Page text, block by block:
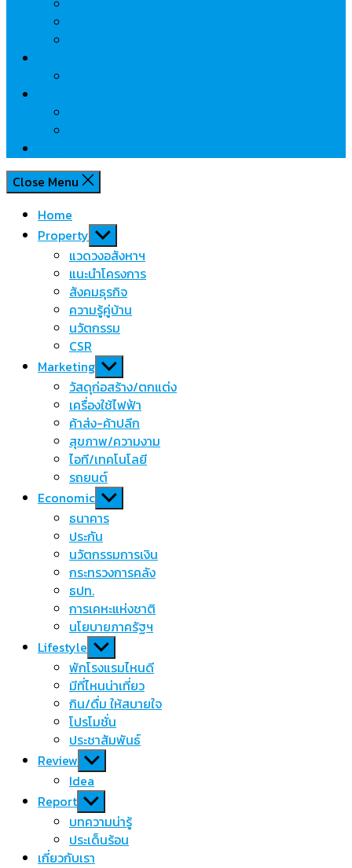
Close Menu
Home
Property Show
sub
menu
แวดวงอสังหาฯ
แนะนำโครงการ
สังคมธุรกิจ
ความรู้คู่บ้าน
นวัตกรรม
CSR
Marketing Show
sub
menu
วัสดุก่อสร้าง/ตกแต่ง
เครื่องใช้ไฟฟ้า
ค้าส่ง-ค้าปลีก
สุขภาพ/ความงาม
ไอที/เทคโนโลยี
รถยนต์
Economic Show
sub
menu
ธนาคาร
ประกัน
นวัตกรรมการเงิน
กระทรวงการคลัง
ธปท.
การเคหะแห่งชาติ
นโยบายภาครัฐฯ
Lifestyle Show
sub
menu
พักโรงแรมไหนดี
มีที่ไหนน่าเที่ยว
กิน/ดื่ม ให้สบายใจ
โปรโมชั่น
ประชาสัมพันธ์
Review Show
sub
menu
Idea
Report Show
sub
menu
บทความน่ารู้
ประเด็นร้อน
เกี่ยวกับเรา